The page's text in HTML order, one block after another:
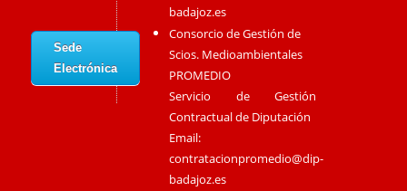
Sede
Electrónica
badajoz.es
Consorcio de Gestión de
Scios. Medioambientales
PROMEDIO
Servicio de Gestión
Contractual de Diputación
Email:
contratacionpromedio@dip-
badajoz.es